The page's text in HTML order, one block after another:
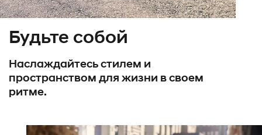
Будьте собой
Наслаждайтесь стилем и
пространством для жизни в своем
ритме.